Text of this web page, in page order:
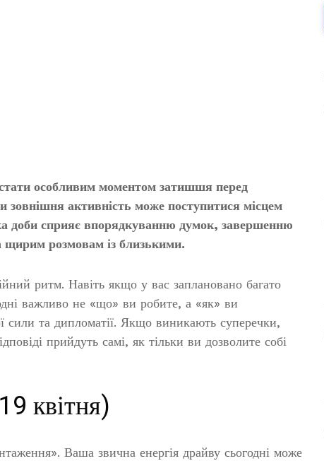
особливим моментом затишшя перед
активність може поступитися місцем
доби сприяє впорядкуванню думок, завершенню
щирим розмовам із близькими.
ритм. Навіть якщо у вас заплановано багато
важливо не «що» ви робите, а «як» ви
сили та дипломатії. Якщо виникають суперечки,
прийдуть самі, як тільки ви дозволите собі
квітня)
Ваша звична енергія драйву сьогодні може